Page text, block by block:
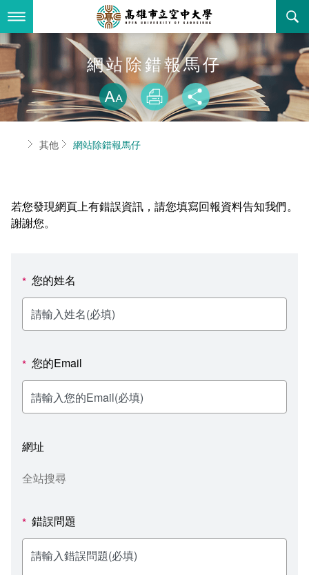
到
要
內最新消息
全部公告
教務公告
學系公告
活動研習
歷史訊息
新聞媒體專區
校園行事曆
報名系統
線上報名查詢
關於本校
空大簡介
立案證明
空大有利的學習條件
環境設備
本校位置
資訊圖像化專區
活動花絮
影音資訊
行政單位
行政單位簡介
校長室
教務處課務組
學習指導中心
輔導處
研發處
秘書處出納組
教學媒體處
電算中心
學術單位
通識教育中心
法律學系
大眾傳播學系
外國語文學系
文化藝術學系
健康管理與促進學系
其他好站
資訊相關法規
校務資訊
新生報名
在學資訊
校務系統
課程大綱
網路選課
校園行事曆
校內系統
資訊服務線上報修系統
消耗品申請
教室‧會議室預約系統
問卷調查
法令規章
政府公開資訊
意見信箱
各單位意見信箱
影音資訊
網站除錯報馬仔
略過字型切
放大
列印 分享
首頁其他 網站除錯報馬仔
若您發現網頁上有錯誤資訊，請您填寫回報資料告知我們。
謝謝您。
* 您的姓名
* 您的Email
網址
全站搜尋
* 錯誤問題